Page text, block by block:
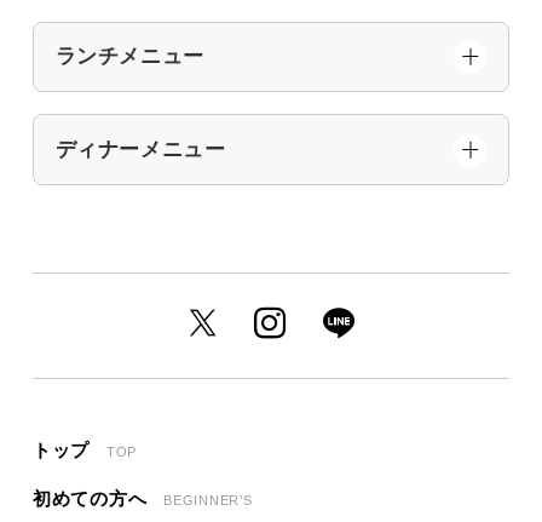
ランチメニュー
ディナーメニュー
トップ TOP
初めての方へ BEGINNER’S